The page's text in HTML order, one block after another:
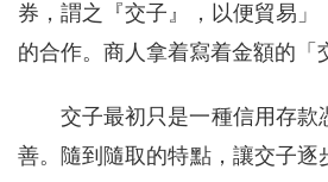
券，謂之『交子』，以便貿易
的合作。商人拿着寫着金額的「
交子最初只是一種信用存
善。隨到隨取的特點，讓交子逐